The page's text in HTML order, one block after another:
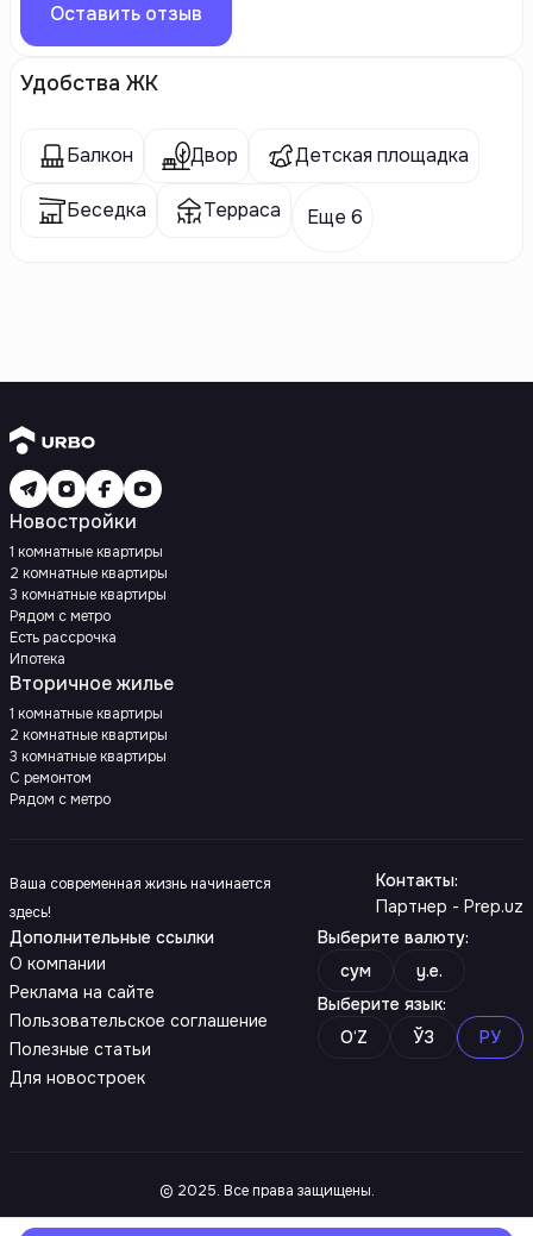
Оставить отзыв
Удобства ЖК
Балкон Двор Детская площадка
Беседка Терраса Еще 6
Новостройки
1 комнатные квартиры
2 комнатные квартиры
3 комнатные квартиры
Рядом с метро
Есть рассрочка
Ипотека
Вторичное жилье
1 комнатные квартиры
2 комнатные квартиры
3 комнатные квартиры
С ремонтом
Рядом с метро
Ваша современная жизнь начинается
здесь!
Контакты:
Партнер - Prep.uz
Дополнительные ссылки
О компании
Реклама на сайте
Пользовательское соглашение
Полезные статьи
Для новостроек
Выберите валюту:
сум
y.e.
Выберите язык:
O‘Z
ЎЗ РУ
© 2025. Все права защищены.